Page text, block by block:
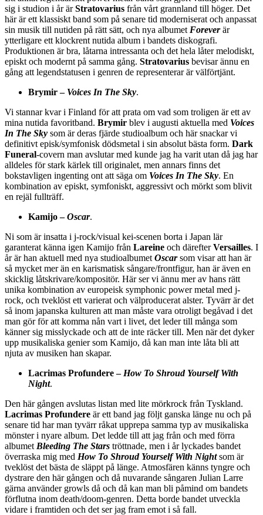
sig i studion i år ärStratovarius från vårt grannland till höger. Det
här är ett klassiskt band som på senare tid moderniserat och anpassat
sin musik till nutiden på rätt sätt, och nya albumet Foreverär
ytterligare ett klockrent nutida album i bandets diskografi.
Produktionen är bra, låtarna intressanta och det hela låter melodiskt,
episkt och modernt på samma gång. Stratovarius bevisar ännu en
gång att legendstatusen i genren de representerar är välförtjänt.
Brymir – Voices In The Sky.
Vi stannar kvar i Finland för att prata om vad som troligen är ett av
mina nutida favoritband. Brymir blev i augusti aktuella med Voices
In The Sky som är deras fjärde studioalbum och här snackar vi
definitivt episk/symfonisk dödsmetal i sin absolut bästa form. Dark
Funeral-covern man avslutar med kunde jag ha varit utan då jag har
alldeles för stark kärlek till originalet, men annars finns det
bokstavligen ingenting ont att säga om Voices In The Sky. En
kombination av episkt, symfoniskt, aggressivt och mörkt som blivit
en rejäl fullträff.
Kamijo –Oscar.
Ni som är insatta i j-rock/visual kei-scenen borta i Japan lär
garanterat känna igen Kamijo från Lareine och därefterVersailles. I
år är han aktuell med nya studioalbumet Oscarsom visar att han är
så mycket mer än en karismatisk sångare/frontfigur, han är även en
skicklig låtskrivare/kompositör. Här ser vi ännu mer av hans rätt
unika kombination av europeisk symphonic power metal med j-
rock, och tveklöst ett varierat och välproducerat alster. Tyvärr är det
så inom japanska kulturen att man måste vara otroligt begåvad i det
man gör för att komma nån vart i livet, det leder till många som
känner sig misslyckade och att de inte räcker till. Men när det dyker
upp musikaliska genier som Kamijo, då kan man inte låta bli att
njuta av musiken han skapar.
Lacrimas Profundere – How To Shroud Yourself With
Night.
Den här gången avslutas listan med lite mörkrock från Tyskland.
Lacrimas Profundere är ett band jag följt ganska länge nu och på
senare tid har man tyvärr råkat upprepa samma typ av musikaliska
mönster i nyare album. Det ledde till att jag från och med förra
albumet Bleeding The Stars tröttnade, men i år lyckades bandet
överraska mig med How To Shroud Yourself With Nightsom är
tveklöst det bästa de släppt på länge. Atmosfären känns tyngre och
dystrare den här gången och då nuvarande sångaren Julian Larre
gärna använder growls då och då kan man bli påmind om bandets
förflutna inom death/doom-genren. Detta borde bandet utveckla
vidare i framtiden och det ser jag fram emot i så fall.